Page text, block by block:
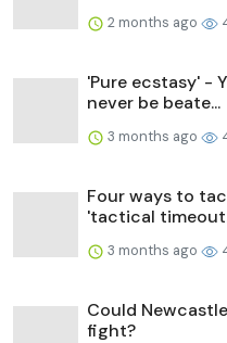
2 months ago
'Pure ecstasy' -
never be beate...
3 months ago
Four ways to
'tactical
3 months ago
Could
fight?